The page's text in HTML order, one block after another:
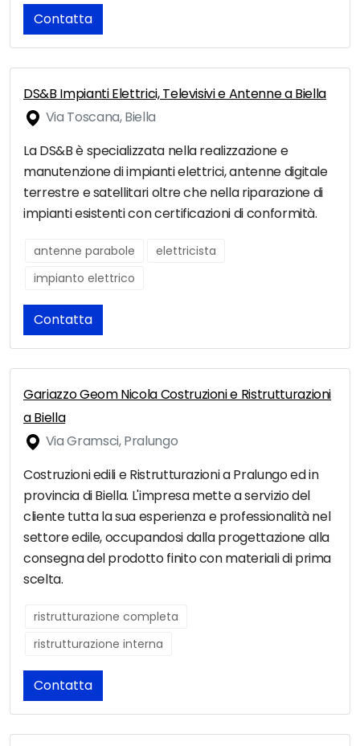
Contatta
DS&B Impianti Elettrici, Televisivi e Antenne a Biella
Via Toscana, Biella
La DS&B è specializzata nella realizzazione e
manutenzione di impianti elettrici, antenne digitale
terrestre e satellitari oltre che nella riparazione di
impianti esistenti con certificazioni di conformità.
antenne parabole
elettricista
impianto elettrico
Contatta
Gariazzo Geom Nicola Costruzioni e Ristrutturazioni
a Biella
Via Gramsci, Pralungo
Costruzioni edili e Ristrutturazioni a Pralungo ed in
provincia di Biella. L'impresa mette a servizio del
cliente tutta la sua esperienza e professionalità nel
settore edile, occupandosi dalla progettazione alla
consegna del prodotto finito con materiali di prima
scelta.
ristrutturazione completa
ristrutturazione interna
Contatta